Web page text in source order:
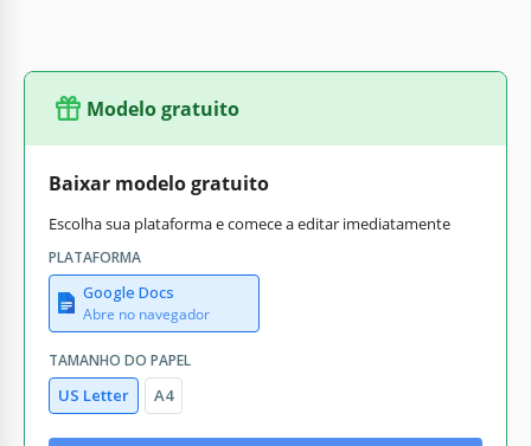
Modelo gratuito
Baixar modelo gratuito
Escolha sua plataforma e comece a editar imediatamente
PLATAFORMA
Google Docs
Abre no navegador
TAMANHO DO PAPEL
US Letter A4